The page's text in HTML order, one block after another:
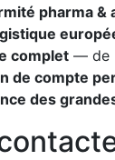
pharma &
complet — de
de compte
des